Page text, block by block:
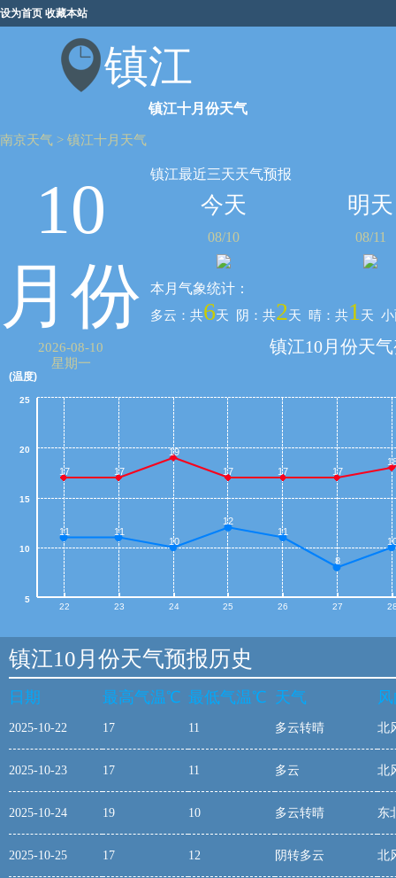
设为首页 收藏本站
镇江
镇江十月份天气
南京天气 > 镇江十月天气
10
月份
2026-08-10
星期一
镇江最近三天天气预报
今天
08/10
明天
08/11
本月气象统计：
多云：共6天 阴：共2天 晴：共1 天 小
镇江10月份天
(温度)
11
11
10
12
11
8
17 17
19
17
17 17
22 23 24 25 26 27
5
10
15
20
25
镇江10月份天气预报历史
日期 最高气温℃ 最低气温℃ 天气
2025-10-22 17 11 多云转晴 北
2025-10-23 17 11 多云 北
2025-10-24 19 10 多云转晴 东
2025-10-25 17 12 阴转多云 北